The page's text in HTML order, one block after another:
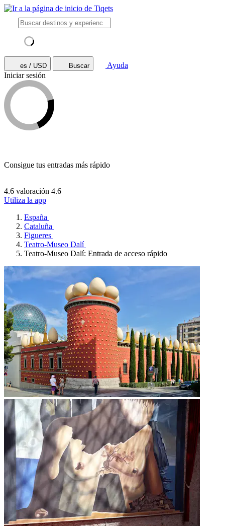
es / USD Buscar
Ayuda
Iniciar sesión
Consigue tus entradas más rápido
4.6 valoración 4.6
Utiliza la app
España
Cataluña
Figueres
Teatro-Museo Dalí
Teatro-Museo Dalí: Entrada de acceso rápido